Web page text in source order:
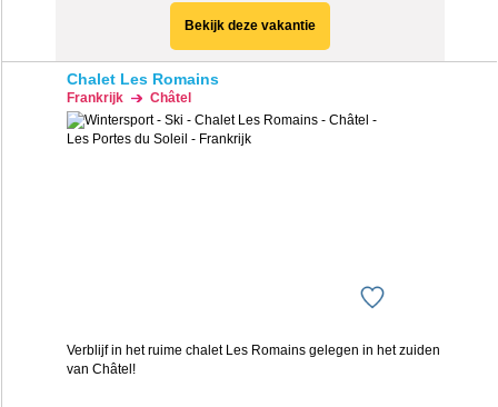
Bekijk deze vakantie
Chalet Les Romains
Frankrijk Châtel
Verblijf in het ruime chalet Les Romains gelegen in het zuiden
van Châtel!